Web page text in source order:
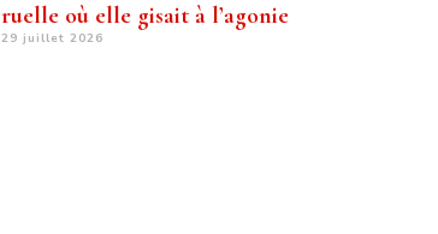
ruelle où elle gisait à l’agonie
29 juillet 2026